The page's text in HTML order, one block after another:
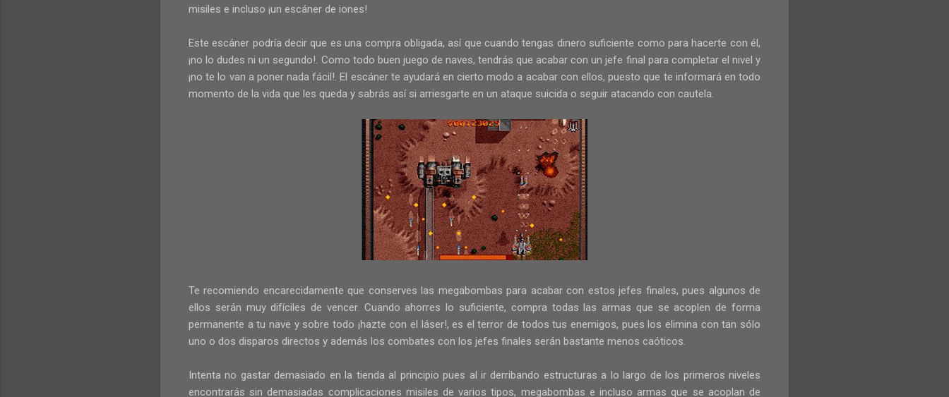
misiles e incluso ¡un escáner de iones!
Este escáner podría decir que es una compra obligada, así que cuando tengas dinero suficiente como para hacerte con él,
¡no lo dudes ni un segundo!. Como todo buen juego de naves, tendrás que acabar con un jefe final para completar el nivel y
¡no te lo van a poner nada fácil!. El escáner te ayudará en cierto modo a acabar con ellos, puesto que te informará en todo
momento de la vida que les queda y sabrás así si arriesgarte en un ataque suicida o seguir atacando con cautela.
Te recomiendo encarecidamente que conserves las megabombas para acabar con estos jefes finales, pues algunos de
ellos serán muy difíciles de vencer. Cuando ahorres lo suficiente, compra todas las armas que se acoplen de forma
permanente a tu nave y sobre todo ¡hazte con el láser!, es el terror de todos tus enemigos, pues los elimina con tan sólo
uno o dos disparos directos y además los combates con los jefes finales serán bastante menos caóticos.
Intenta no gastar demasiado en la tienda al principio pues al ir derribando estructuras a lo largo de los primeros niveles
encontrarás sin demasiadas complicaciones misiles de varios tipos, megabombas e incluso armas que se acoplan de